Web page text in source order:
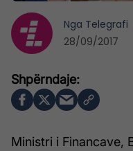
Ministri i Financave,
Nga Telegrafi
28/09/2017